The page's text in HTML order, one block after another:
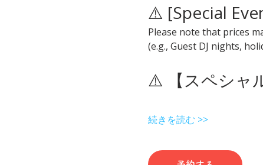
⚠️ [Special
Please note that prices
(e.g., Guest DJ nights,
⚠️ 【スペシャ
続きを読む >>